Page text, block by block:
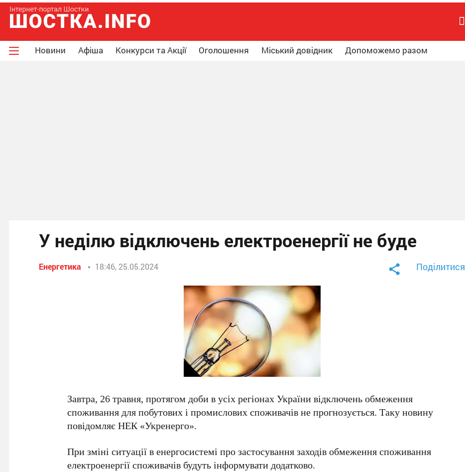
Новини Афіша Конкурси та Акції Оголошення Міський довідник Допоможемо разом
У неділю відключень електроенергії не буде
Енергетика 18:46, 25.05.2024 Поділитися
Завтра, 26 травня, протягом доби в усіх регіонах України відключень обмеження
споживання для побутових і промислових споживачів не прогнозується. Таку новину
повідомляє НЕК «Укренерго».
При зміні ситуації в енергосистемі про застосування заходів обмеження споживання
електроенергії споживачів будуть інформувати додатково.